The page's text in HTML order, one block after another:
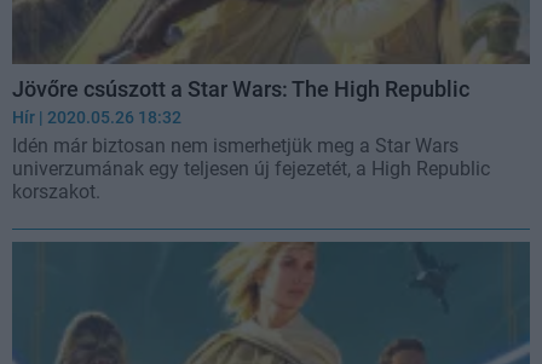
Jövőre csúszott a Star Wars: The High Republic
Hír | 2020.05.26 18:32
Idén már biztosan nem ismerhetjük meg a Star Wars
univerzumának egy teljesen új fejezetét, a High Republic
korszakot.